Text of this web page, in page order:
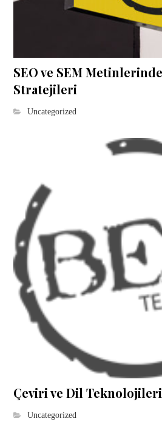
SEO ve SEM
Stratejileri
Uncategorized
Çeviri ve Dil
Uncategorized